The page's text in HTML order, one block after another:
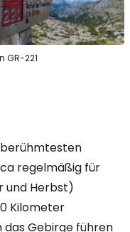
GR-221
berühmtesten
regelmäßig für
und Herbst)
Kilometer
das Gebirge führen